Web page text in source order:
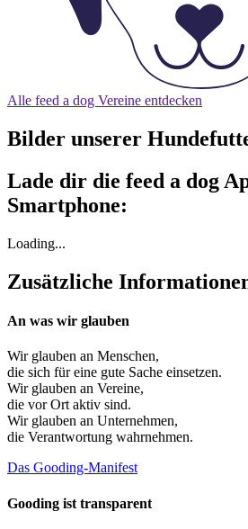
Alle feed a dog Vereine entdecken
Bilder unserer
Lade dir die feed a dog
Smartphone:
Loading...
Zusätzliche
An was wir glauben
Wir glauben an Menschen,
die sich für eine gute Sache einsetzen.
Wir glauben an Vereine,
die vor Ort aktiv sind.
Wir glauben an Unternehmen,
die Verantwortung wahrnehmen.
Das Gooding-Manifest
Gooding ist transparent